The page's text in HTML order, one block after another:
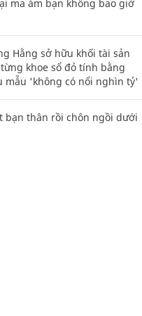
ma ám bạn không bao giờ
Hằng sở hữu khối tài sản
khoe sổ đỏ tính bằng
mẫu 'không có nổi nghìn tỷ'
bạn thân rồi chôn ngồi dưới